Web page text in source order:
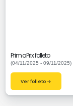
PrimaPrix folleto
(04/11/2025 - 09/11/2025)
Ver folleto →